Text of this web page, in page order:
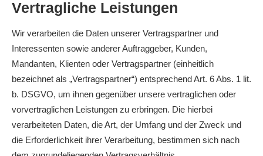
Vertragliche Leistungen
Wir verarbeiten die Daten unserer Vertragspartner und
Interessenten sowie anderer Auftraggeber, Kunden,
Mandanten, Klienten oder Vertragspartner (einheitlich
bezeichnet als „Vertragspartner“) entsprechend Art. 6 Abs. 1 lit.
b. DSGVO, um ihnen gegenüber unsere vertraglichen oder
vorvertraglichen Leistungen zu erbringen. Die hierbei
verarbeiteten Daten, die Art, der Umfang und der Zweck und
die Erforderlichkeit ihrer Verarbeitung, bestimmen sich nach